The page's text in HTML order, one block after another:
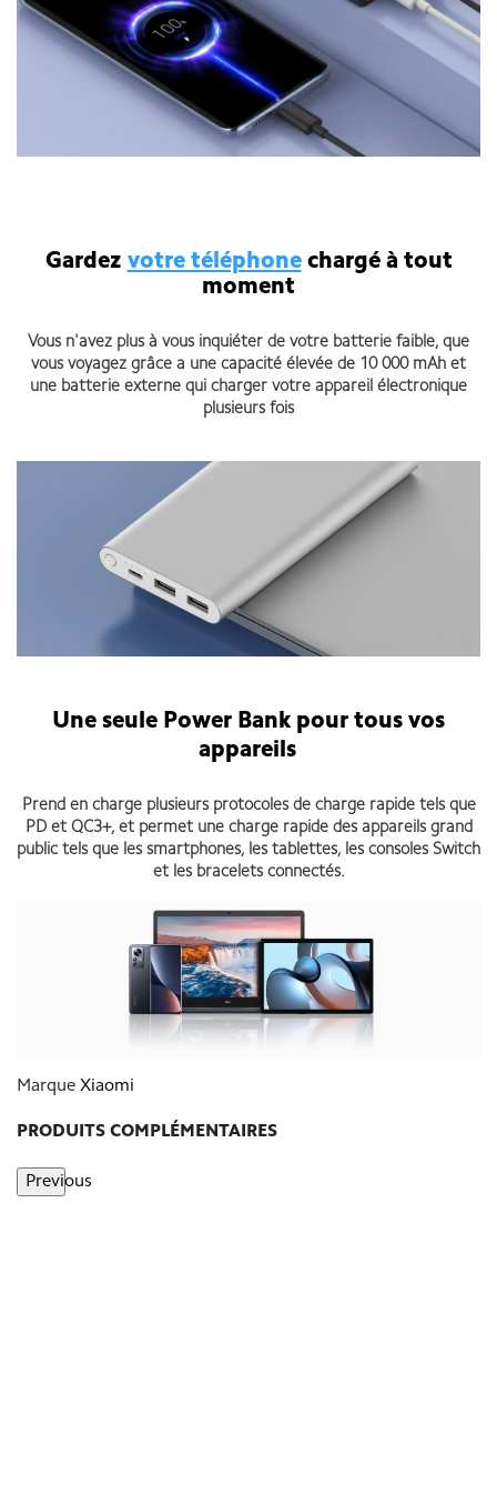
Gardez votre téléphone chargé à tout
moment
Vous n'avez plus à vous inquiéter de votre batterie faible, que
vous voyagez grâce a une capacité élevée de 10 000 mAh et
une batterie externe qui charger votre appareil électronique
plusieurs fois
Une seule Power Bank pour tous vos
appareils
Prend en charge plusieurs protocoles de charge rapide tels que
PD et QC3+, et permet une charge rapide des appareils grand
public tels que les smartphones, les tablettes, les consoles Switch
et les bracelets connectés.
Marque Xiaomi
PRODUITS COMPLÉMENTAIRES
Previous